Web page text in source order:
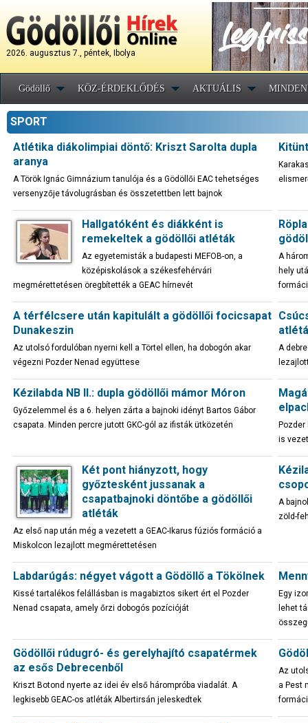
2026. augusztus 7., péntek, Ibolya
Gödöllő KÖZ-ÉRDEKLŐDÉS AKTUÁLIS
SPORT
Atlétika diákolimpiai döntő: Kriszt Sarolta dupla
aranya
A Török Ignác Gimnázium tanulója és a Gödöllői EAC tehetséges
versenyzője távolugrásban és összetettben lett bajnok
Hallgatóként és diákként is
remekeltek a gödöllői atléták
Az egyetemisták a budapesti MEFOB-on, a
középiskolások a székesfehérvári
megmérettetésen öregbítették a GEAC hírnevét
A
hely
A térfélcsere után kapitulált a gödöllői focicsapat
Dunakeszin
Az utolsó fordulóban nyerni kell a Törtel ellen, ha dobogón akar
végezni Pozder Nenad együttese
A
Kézilabda NB II.: dupla gödöllői mámor Móron
Győzelemmel és a 6. helyen zárta a bajnoki idényt Bartos Gábor
csapata. Minden percre jutott GKC-gól az ifisták ütközetén
is
Két pont hiányzott, hogy
győztesként jussanak a
csapatbajnoki döntőbe a gödöllői
atléták
Az első nap után még a vezetett a GEAC-Ikarus fúziós formáció a
Miskolcon lezajlott megmérettetésen
A
zöld-
Labdarúgás: négyet vágott a Gödöllő a Tökölnek
Kissé tartalékos felállásban is magabiztos sikert ért el Pozder
Nenad csapata, amely őrzi dobogós pozícióját
Egy
lehet
Gödöllői rúdugró- és gerelyhajító csapatérmek
az esős Debrecenből
Kriszt Botond nyerte az idei év első hárompróba viadalát. A
legkisebb GEAC-os atléták Albertirsán jeleskedtek
Az
a Pest